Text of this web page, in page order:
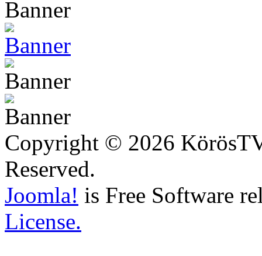
Copyright © 2026
Reserved.
Joomla! is Free Software
License.